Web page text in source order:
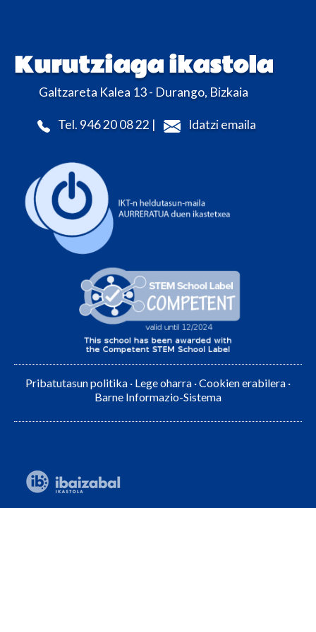
Kurutziaga ikastola
Galtzareta Kalea 13 - Durango, Bizkaia
Tel. 946 20 08 22 | Idatzi emaila
Pribatutasun politika · Lege oharra ·Cookien erabilera ·
Barne Informazio-Sistema